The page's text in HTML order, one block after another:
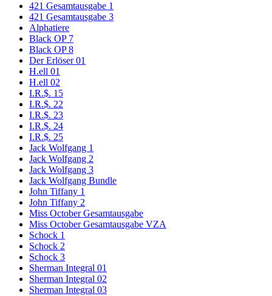
421 Gesamtausgabe 1
421 Gesamtausgabe 3
Alphatiere
Black OP 7
Black OP 8
Der Erlöser 01
H.ell 01
H.ell 02
I.R.$. 15
I.R.$. 22
I.R.$. 23
I.R.$. 24
I.R.$. 25
Jack Wolfgang 1
Jack Wolfgang 2
Jack Wolfgang 3
Jack Wolfgang Bundle
John Tiffany 1
John Tiffany 2
Miss October Gesamtausgabe
Miss October Gesamtausgabe VZA
Schock 1
Schock 2
Schock 3
Sherman Integral 01
Sherman Integral 02
Sherman Integral 03